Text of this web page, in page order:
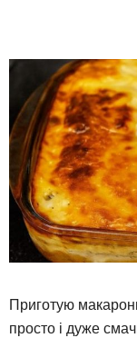
Приготую
просто і дуже